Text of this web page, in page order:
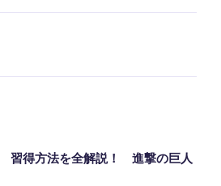
習得方法を全解説！ 進撃の巨人